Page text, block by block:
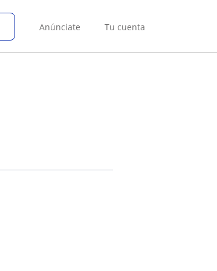
Anúnciate Tu cuenta